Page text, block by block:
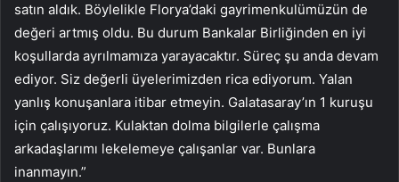
satın aldık. Böylelikle Florya’daki gayrimenkulümüzün de
değeri artmış oldu. Bu durum Bankalar Birliğinden en iyi
koşullarda ayrılmamıza yarayacaktır. Süreç şu anda devam
ediyor. Siz değerli üyelerimizden rica ediyorum. Yalan
yanlış konuşanlara itibar etmeyin. Galatasaray’ın 1 kuruşu
için çalışıyoruz. Kulaktan dolma bilgilerle çalışma
arkadaşlarımı lekelemeye çalışanlar var. Bunlara
inanmayın.”